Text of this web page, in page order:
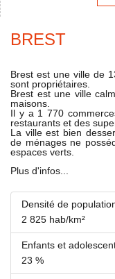
BREST
Brest est une ville de
sont propriétaires.
Brest est une ville
maisons.
Il y a 1 770
restaurants et des
La ville est bien
de ménages ne
espaces verts.
Plus d'infos...
Densité de
2 825 hab/km²
Enfants et
23 %